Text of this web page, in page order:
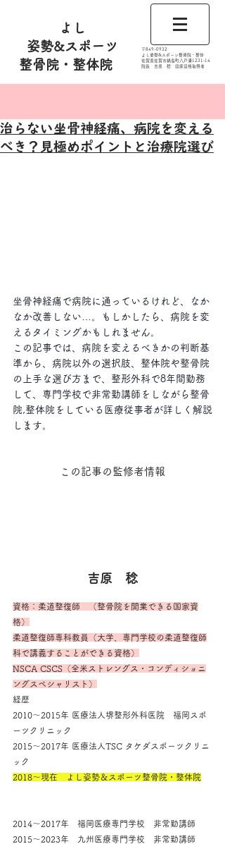
よし
姿勢&スポーツ
整骨院・整体院
​〒849-0932
よし姿勢&スポーツ整骨院・整体
佐賀県佐賀市鍋島町八戸溝1231‐14
​​院長 吉原 稔​ 国家資格取得者
治らない坐骨神経痛、病院を変える
べき？見極めポイントと治療院選び
坐骨神経痛で病院に通っているけれど、なか
なか改善しない…。もしかしたら、病院を変
えるタイミングかもしれません。
この記事では、病院を変えるべきかの判断基
準から、病院以外の選択肢、整体院や整骨院
の上手な選び方まで、整形外科で8年間勤務
して、専門学校で非常勤講師をしながら整骨
院,整体院をしている医療従事者が詳しく解説
します。
この記事の監修者情報
吉原　稔
資格：柔道整復師　（整骨院を開業できる国家資
格）
柔道整復師専科教員（大学、専門学校の柔道整復師
科で講義することができる資格）
NSCA CSCS（全米ストレングス・コンディショニ
ングスペシャリスト）
経歴
2010～2015年 医療法人堺整形外科医院　福岡スポ
ーツクリニック
2015～2017年 医療法人TSC タケダスポーツクリニ
ック
2018～現在　よし姿勢＆スポーツ整骨院・整体院
2014～2017年　福岡医療専門学校　非常勤講師
2015～2023年　九州医療専門学校　非常勤講師